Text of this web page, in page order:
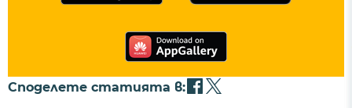
Споделете статията в: